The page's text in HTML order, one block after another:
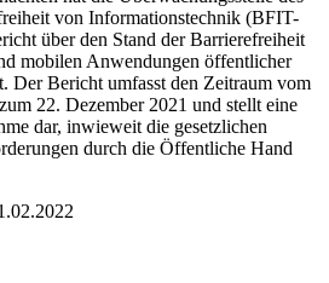
von Informationstechnik (BFIT-
über den Stand der Barrierefreiheit
mobilen Anwendungen öffentlicher
Der Bericht umfasst den Zeitraum vom
22. Dezember 2021 und stellt eine
dar, inwieweit die gesetzlichen
durch die Öffentliche Hand